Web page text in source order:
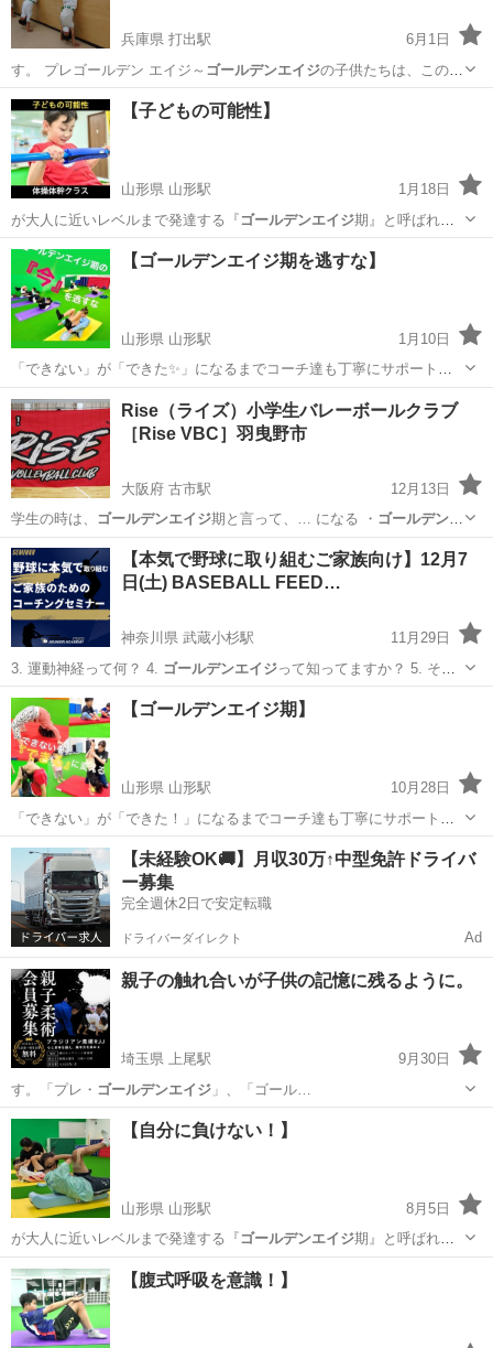
兵庫県 打出駅
6月1日
す。 プレゴールデン エイジ～ ゴールデンエイジの子供たちは、この時
期に身体能力…
兵庫 芦屋市 打出駅 その他
【子どもの可能性】
山形県 山形駅
1月18日
が大人に近いレベルまで発達する『 ゴールデンエイジ期』と呼ばれる
時期があります🤸 …
山形 山形市 山形駅 体幹
【ゴールデンエイジ期を逃すな】
山形県 山形駅
1月10日
「できない」が「できた✨」になるまでコーチ達も丁寧にサポートし
ます！ JPCスポーツ教室では2つのクラスに分かれています。 ＊体操
体幹トレーニングクラス＊ 対象：園児〜小学生 ✅運動神経を高めた
い！ ✅挑戦...
山形 山形市 体操 体幹
Rise（ライズ）小学生バレーボールクラブ
［Rise VBC］羽曳野市
大阪府 古市駅
12月13日
学生の時は、 ゴールデンエイジ期と言って、… になる ・ ゴールデンエ
イジ期にいい影響…
大阪 羽曳野市 古市駅 その他 小学生
【本気で野球に取り組むご家族向け】12月7
日(土) BASEBALL FEED…
神奈川県 武蔵小杉駅
11月29日
3. 運動神経って何？ 4.
ゴールデンエイジって知ってますか？ 5. そ
の…
神奈川 川崎市 武蔵小杉駅 野球
【ゴールデンエイジ期】
山形県 山形駅
10月28日
「できない」が「できた！」になるまでコーチ達も丁寧にサポートし
ます！ JPCスポーツ教室では2つのクラスに分かれています。 ＊体操
体幹トレーニングクラス＊ 対象：園児〜小学生 ✅運動神経を高めた
い！ ✅挑戦...
山形 山形市 山形駅 体操 体幹
【未経験OK🚚】月収30万↑中型免許ドライバ
ー募集
完全週休2日で安定転職
ドライバーダイレクト Ad
親子の触れ合いが子供の記憶に残るように。
埼玉県 上尾駅
9月30日
す。「プレ・ ゴールデンエイジ」、「ゴール…
埼玉 上尾市 上尾駅 空手/他格闘技
【自分に負けない！】
山形県 山形駅
8月5日
が大人に近いレベルまで発達する『ゴールデンエイジ期』と呼ばれる
時期があります✨ …
山形 山形市 山形駅 体操 体幹
【腹式呼吸を意識！】